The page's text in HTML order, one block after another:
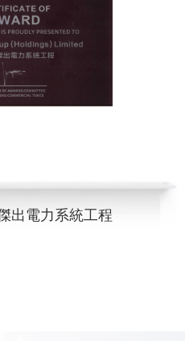
出電力系統工程